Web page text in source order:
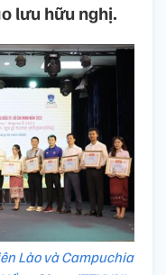
lưu hữu nghị.
Lào và Campuchia